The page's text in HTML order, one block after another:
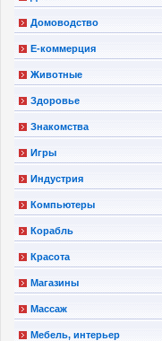
Домоводство
Е-коммерция
Животные
Здоровье
Знакомства
Игры
Индустрия
Компьютеры
Корабль
Красота
Магазины
Массаж
Мебель, интерьер